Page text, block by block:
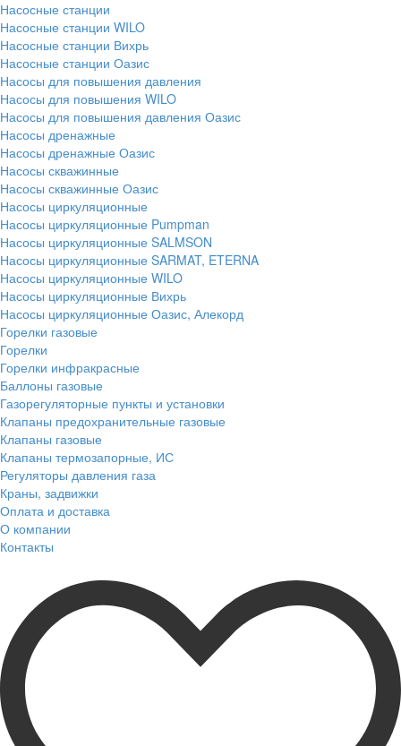
Насосные станции
Насосные станции WILO
Насосные станции Вихрь
Насосные станции Оазис
Насосы для повышения давления
Насосы для повышения WILO
Насосы для повышения давления Оазис
Насосы дренажные
Насосы дренажные Оазис
Насосы скважинные
Насосы скважинные Оазис
Насосы циркуляционные
Насосы циркуляционные Pumpman
Насосы циркуляционные SALMSON
Насосы циркуляционные SARMAT, ETERNA
Насосы циркуляционные WILO
Насосы циркуляционные Вихрь
Насосы циркуляционные Оазис, Алекорд
Горелки газовые
Горелки
Горелки инфракрасные
Баллоны газовые
Газорегуляторные пункты и установки
Клапаны предохранительные газовые
Клапаны газовые
Клапаны термозапорные, ИС
Регуляторы давления газа
Краны, задвижки
Оплата и доставка
О компании
Контакты